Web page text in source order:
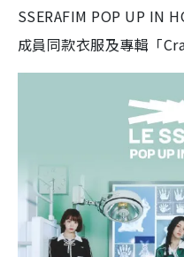
SSERAFIM POP UP IN
成員同款衣服及專輯「